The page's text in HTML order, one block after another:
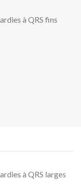
à QRS fins
à QRS larges